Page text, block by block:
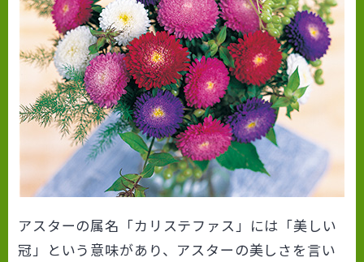
アスターの属名「カリステファス」には「美しい
冠」という意味があり、アスターの美しさを言い